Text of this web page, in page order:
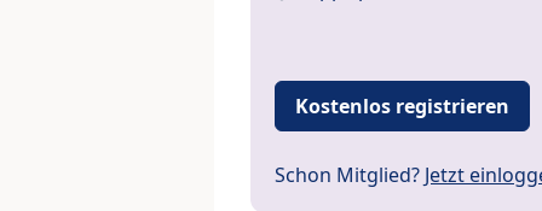
Kostenlos registrieren
Schon Mitglied? Jetzt